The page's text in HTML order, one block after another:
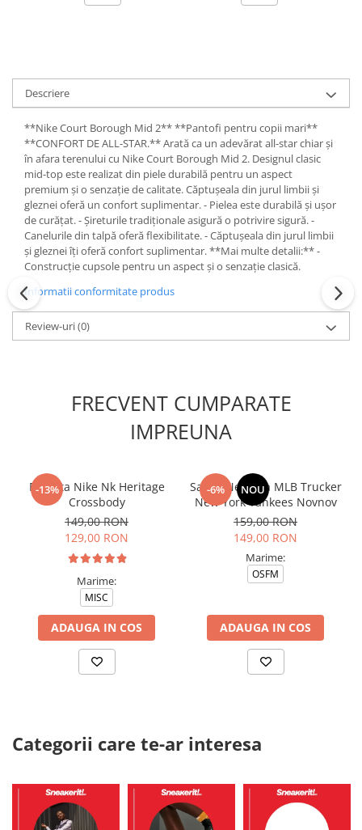
Descriere
**Nike Court Borough Mid 2** **Pantofi pentru copii mari**
**CONFORT DE ALL-STAR.** Arată ca un adevărat all-star chiar și
în afara terenului cu Nike Court Borough Mid 2. Designul clasic
mid-top este realizat din piele durabilă pentru un aspect
premium și o senzație de calitate. Căptușeala din jurul limbii și
gleznei oferă un confort suplimentar. - Pielea este durabilă și ușor
de curățat. - Șireturile tradiționale asigură o potrivire sigură. -
Canelurile din talpă oferă flexibilitate. - Căptușeala din jurul limbii
și gleznei îți oferă confort suplimentar. **Mai multe detalii:** -
Construcție cupsole pentru un aspect și o senzație clasică.
Informatii conformitate produs
Review-uri(0)
FRECVENT CUMPARATE
IMPREUNA
-13%
Borseta Nike Nk Heritage
Crossbody
149,00 RON
129,00 RON
Marime:
MISC
ADAUGA IN COS
-6% NOU
Sapca New Era MLB Trucker
New York Yankees Novnov
159,00 RON
149,00 RON
Marime:
OSFM
ADAUGA IN COS
Categorii care te-ar interesa